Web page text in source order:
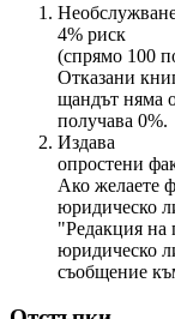
4% риск
(спрямо 100
Отказани
щандът няма
получава 0%.
Издава
опростени
Ако желаете
юридическо
"Редакция
юридическо
съобщение